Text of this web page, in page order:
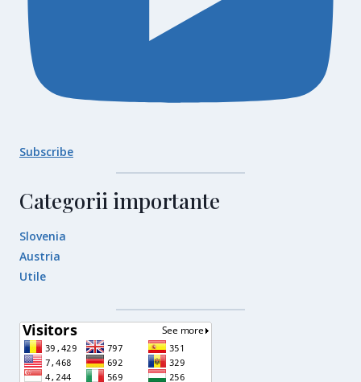
Subscribe
Categorii importante
Slovenia
Austria
Utile